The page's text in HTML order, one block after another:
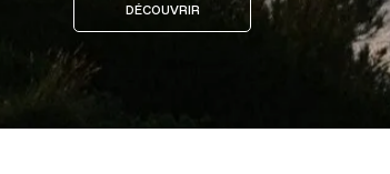
DÉCOUVRIR